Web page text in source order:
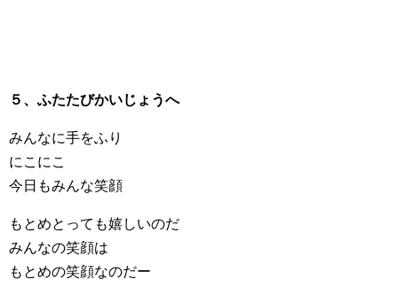
５、ふたたびかいじょうへ
みんなに手をふり
にこにこ
今日もみんな笑顔
もとめとっても嬉しいのだ
みんなの笑顔は
もとめの笑顔なのだー